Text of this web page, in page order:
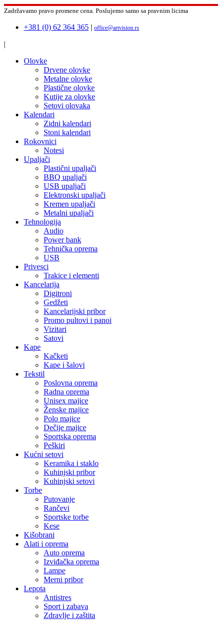
Zadržavamo pravo promene cena. Poslujemo samo sa pravnim licima
+381 (0) 62 364 365 | office@artvision.rs
|
Olovke
Drvene olovke
Metalne olovke
Plastične olovke
Kutije za olovke
Setovi olovaka
Kalendari
Zidni kalendari
Stoni kalendari
Rokovnici
Notesi
Upaljači
Plastični upaljači
BBQ upaljači
USB upaljači
Elektronski upaljači
Kremen upaljači
Metalni upaljači
Tehnologija
Audio
Power bank
Tehnička oprema
USB
Privesci
Trakice i elementi
Kancelarija
Digitroni
Gedžeti
Kancelarijski pribor
Promo pultovi i panoi
Vizitari
Satovi
Kape
Kačketi
Kape i šalovi
Tekstil
Poslovna oprema
Radna oprema
Unisex majice
Ženske majice
Polo majice
Dečije majice
Sportska oprema
Peškiri
Kućni setovi
Keramika i staklo
Kuhinjski pribor
Kuhinjski setovi
Torbe
Putovanje
Rančevi
Sportske torbe
Kese
Kišobrani
Alati i oprema
Auto oprema
Izviđačka oprema
Lampe
Merni pribor
Lepota
Antistres
Sport i zabava
Zdravlje i zaštita